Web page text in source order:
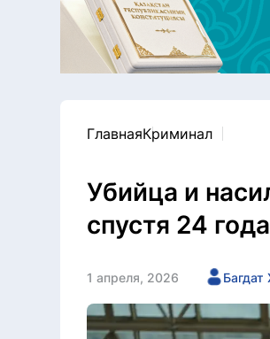
ГлавнаяКриминал
Убийца и
спустя 24 года
1 апреля, 2026 Багдат